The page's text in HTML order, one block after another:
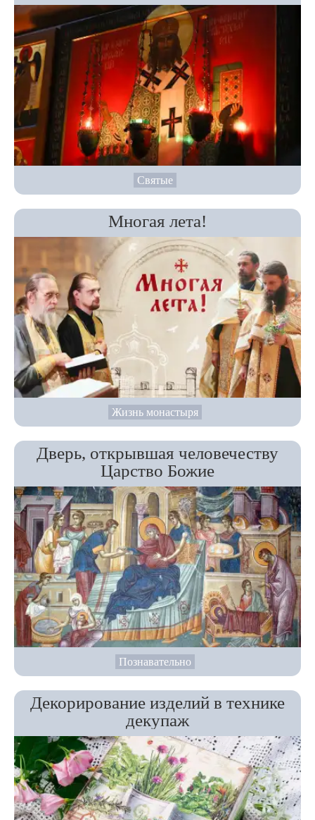
Святые
Многая лета!
Жизнь монастыря
Дверь, открывшая человечеству
Царство Божие
Познавательно
Декорирование изделий в технике
декупаж